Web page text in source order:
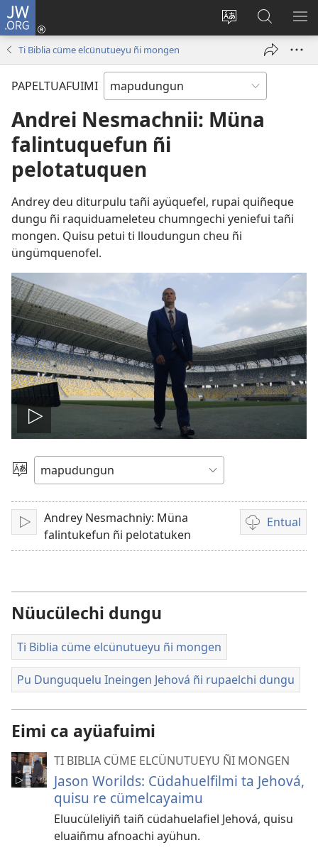
JW.ORG
Quintunge
quewun
Tami
conal
hue
mu)
Quintual
JW.ORG
Ti Biblia cüme elcünutueyu ñi mongen
PAPELTUAFUIMI
Andrei Nesmachnii: Müna
falintuquefun ñi
pelotatuquen
Andrey deu diturpulu tañi ayüquefel, rupai quiñeque
dungu ñi raquiduameleteu chumngechi yeniefui tañi
mongen. Quisu petui ti lloudungun cheu ñi
üngümquenofel.
Amulcünungepe
ti
video
Dullial
quehun
Amulcünungeal
Andrey Nesmachniy: Müna
falintukefun ñi pelotatuken
Entual
Chumngechi
entual
Nüucülechi dungu
Ti Biblia cüme elcünutueyu ñi mongen
Pu Dunguquelu Ineingen Jehová ñi rupaelchi dungu
Eimi ca ayüafuimi
TI BIBLIA CÜME ELCÜNUTUEYU ÑI MONGEN
Jason Worilds: Cüdahuelfilmi ta Jehová,
quisu re cümelcayaimu
Eluucüleliyiñ taiñ cüdahuelafiel Jehová, quisu
eluaiñmu afnoachi ayühun.